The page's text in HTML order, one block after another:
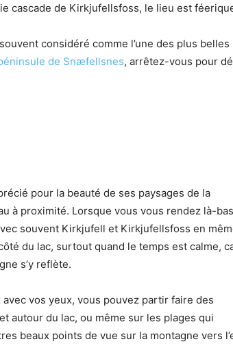
cascade de Kirkjufellsfoss, le lieu est
considéré comme l’une des plus
de Snæfellsnes, arrêtez-vous pour
pour la beauté de ses paysages de la
à proximité. Lorsque vous vous rendez là-
souvent Kirkjufell et Kirkjufellsfoss en
du lac, surtout quand le temps est calme,
s’y reflète.
vos yeux, vous pouvez partir faire des
autour du lac, ou même sur les plages qui
beaux points de vue sur la montagne vers